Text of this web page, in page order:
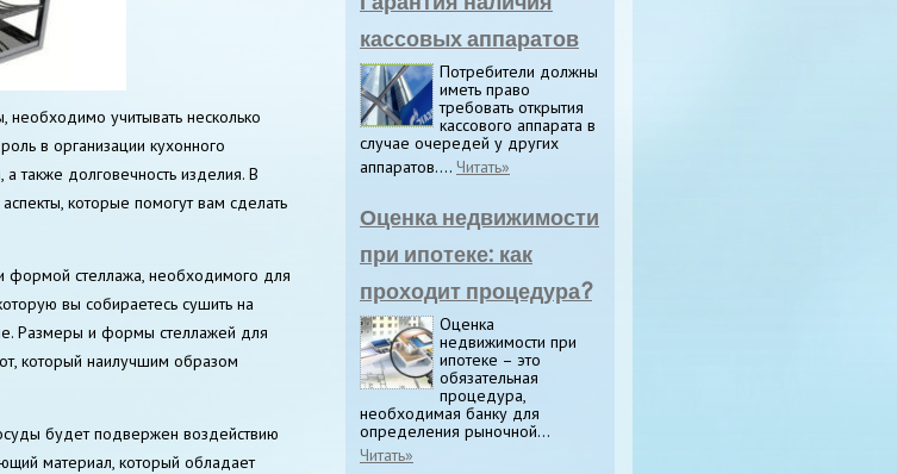
учитывать несколько
в организации кухонного
также долговечность изделия. В
которые помогут вам сделать
формой стеллажа, необходимого для
вы собираетесь сушить на
Размеры и формы стеллажей для
который наилучшим образом
будет подвержен воздействию
материал, который обладает
кассовых аппаратов
Потребители должны
иметь право
требовать открытия
кассового аппарата в
случае очередей у других
аппаратов.... Читать»
Оценка недвижимости
при ипотеке: как
проходит процедура?
Оценка
недвижимости при
ипотеке – это
обязательная
процедура,
необходимая банку для
определения рыночной...
Читать»